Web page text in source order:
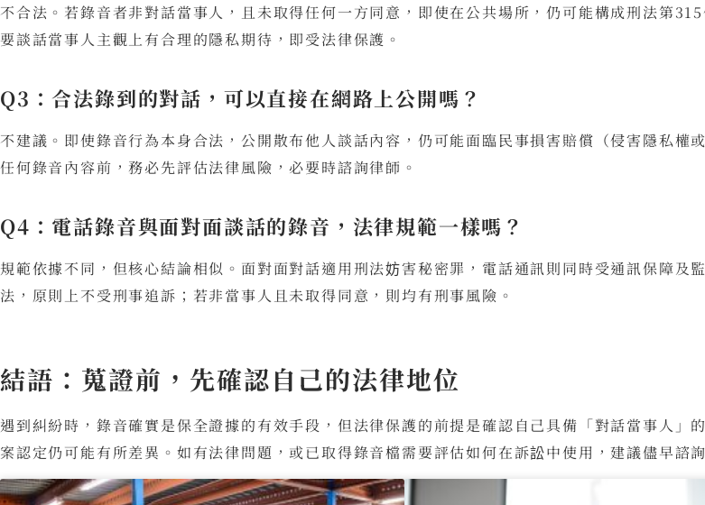
不合法。若錄音者非對話當事人，且未取得任何一方同意，即使在公共場所，仍可能構成刑法第
要談話當事人主觀上有合理的隱私期待，即受法律保護。
Q3：合法錄到的對話，可以直接在網路上公開嗎？
不建議。即使錄音行為本身合法，公開散布他人談話內容，仍可能面臨民事損害賠償（侵害隱私
任何錄音內容前，務必先評估法律風險，必要時諮詢律師。
Q4：電話錄音與面對面談話的錄音，法律規範一樣嗎？
規範依據不同，但核心結論相似。面對面對話適用刑法妨害秘密罪，電話通訊則同時受通訊保障
法，原則上不受刑事追訴；若非當事人且未取得同意，則均有刑事風險。
結語：蒐證前，先確認自己的法律地位
遇到糾紛時，錄音確實是保全證據的有效手段，但法律保護的前提是確認自己具備「對話當事人
案認定仍可能有所差異。如有法律問題，或已取得錄音檔需要評估如何在訴訟中使用，建議儘早諮